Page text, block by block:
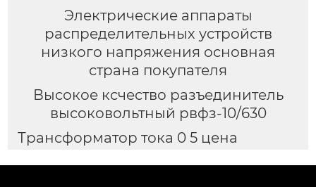
Электрические аппараты
распределительных устройств
низкого напряжения основная
страна покупателя
Высокое ксчество разъединитель
высоковольтный рвфз-10/630
Трансформатор тока 0 5 цена